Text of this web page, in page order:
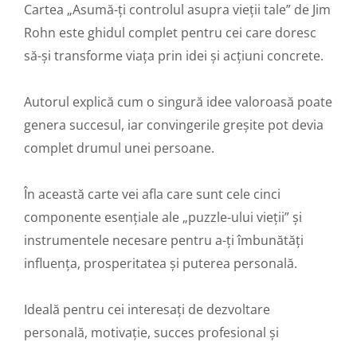
Cartea „Asumă-ți controlul asupra vieții tale” de Jim
Rohn este ghidul complet pentru cei care doresc
să-și transforme viața prin idei și acțiuni concrete.
Autorul explică cum o singură idee valoroasă poate
genera succesul, iar convingerile greșite pot devia
complet drumul unei persoane.
În această carte vei afla care sunt cele cinci
componente esențiale ale „puzzle-ului vieții” și
instrumentele necesare pentru a-ți îmbunătăți
influența, prosperitatea și puterea personală.
Ideală pentru cei interesați de dezvoltare
personală, motivație, succes profesional și